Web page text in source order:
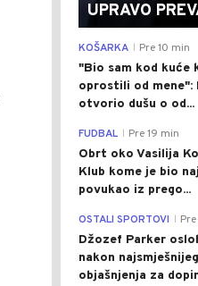
UPRAVO
KOŠARKA Pre 10 min
"Bio sam kod kuće
oprostili od mene":
otvorio dušu o od...
FUDBAL Pre 19 min
Obrt oko Vasilija
Klub kome je bio
povukao iz prego...
OSTALI SPORTOVI
Džozef Parker
nakon najsmješnijeg
objašnjenja za